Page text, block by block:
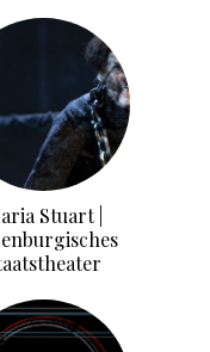
Stuart |